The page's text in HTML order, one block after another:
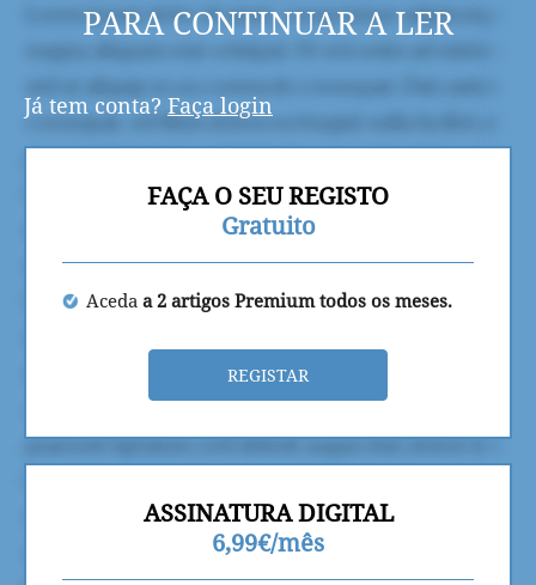
PARA CONTINUAR A LER
Já tem conta? Faça login
FAÇA O SEU REGISTO
Gratuito
Aceda a 2 artigos Premium todos os meses.
REGISTAR
ASSINATURA DIGITAL
6,99€/mês